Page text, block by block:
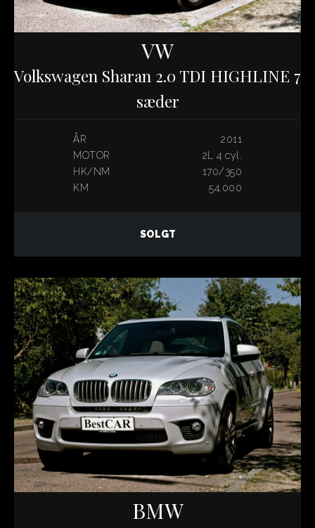
VW
Volkswagen Sharan 2.0 TDI HIGHLINE 7
sæder
ÅR
2011
MOTOR
2L 4 cyl.
HK/NM
170/350
KM
54.000
SOLGT
BMW